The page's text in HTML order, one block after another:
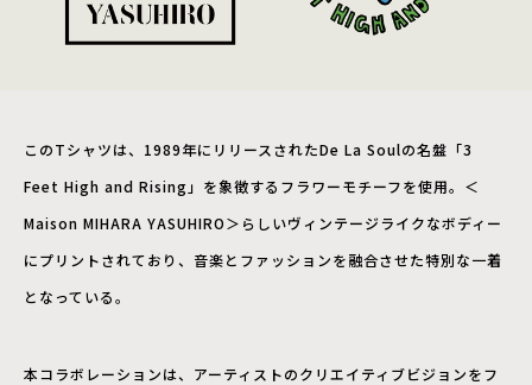
このTシャツは、1989年にリリースされたDe La Soulの名盤「3
Feet High and Rising」を象徴するフラワーモチーフを使用。＜
Maison MIHARA YASUHIRO＞らしいヴィンテージライクなボディー
にプリントされており、音楽とファッションを融合させた特別な一着
となっている。
本コラボレーションは、アーティストのクリエイティブビジョンをフ